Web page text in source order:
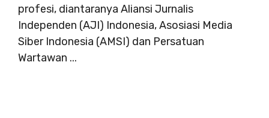
profesi, diantaranya Aliansi Jurnalis
Independen (AJI) Indonesia, Asosiasi Media
Siber Indonesia (AMSI) dan Persatuan
Wartawan ...